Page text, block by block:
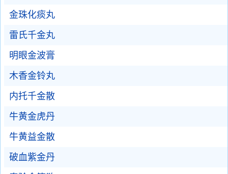
金珠化痰丸
雷氏千金丸
明眼金波膏
木香金铃丸
内托千金散
牛黄金虎丹
牛黄益金散
破血紫金丹